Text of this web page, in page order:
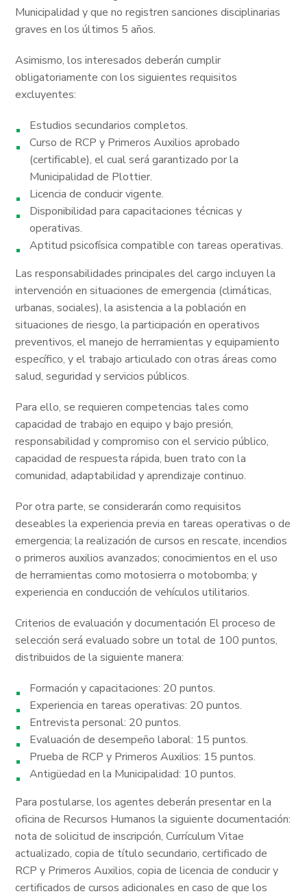
Municipalidad y que no registren sanciones disciplinarias
graves en los últimos 5 años.
Asimismo, los interesados deberán cumplir
obligatoriamente con los siguientes requisitos
excluyentes:
Estudios secundarios completos.
Curso de RCP y Primeros Auxilios aprobado
(certificable), el cual será garantizado por la
Municipalidad de Plottier.
Licencia de conducir vigente.
Disponibilidad para capacitaciones técnicas y
operativas.
Aptitud psicofísica compatible con tareas operativas.
Las responsabilidades principales del cargo incluyen la
intervención en situaciones de emergencia (climáticas,
urbanas, sociales), la asistencia a la población en
situaciones de riesgo, la participación en operativos
preventivos, el manejo de herramientas y equipamiento
específico, y el trabajo articulado con otras áreas como
salud, seguridad y servicios públicos.
Para ello, se requieren competencias tales como
capacidad de trabajo en equipo y bajo presión,
responsabilidad y compromiso con el servicio público,
capacidad de respuesta rápida, buen trato con la
comunidad, adaptabilidad y aprendizaje continuo.
Por otra parte, se considerarán como requisitos
deseables la experiencia previa en tareas operativas o de
emergencia; la realización de cursos en rescate, incendios
o primeros auxilios avanzados; conocimientos en el uso
de herramientas como motosierra o motobomba; y
experiencia en conducción de vehículos utilitarios.
Criterios de evaluación y documentación El proceso de
selección será evaluado sobre un total de 100 puntos,
distribuidos de la siguiente manera:
Formación y capacitaciones: 20 puntos.
Experiencia en tareas operativas: 20 puntos.
Entrevista personal: 20 puntos.
Evaluación de desempeño laboral: 15 puntos.
Prueba de RCP y Primeros Auxilios: 15 puntos.
Antigüedad en la Municipalidad: 10 puntos.
Para postularse, los agentes deberán presentar en la
oficina de Recursos Humanos la siguiente documentación:
nota de solicitud de inscripción, Currículum Vitae
actualizado, copia de título secundario, certificado de
RCP y Primeros Auxilios, copia de licencia de conducir y
certificados de cursos adicionales en caso de que los